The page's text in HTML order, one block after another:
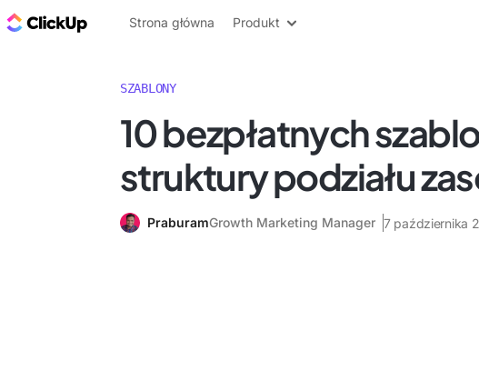
ClickUp Blog
Strona główna Produkt
SZABLONY
10 bezpłatnych
struktury podziału
PraburamGrowth Marketing Manager 7 października